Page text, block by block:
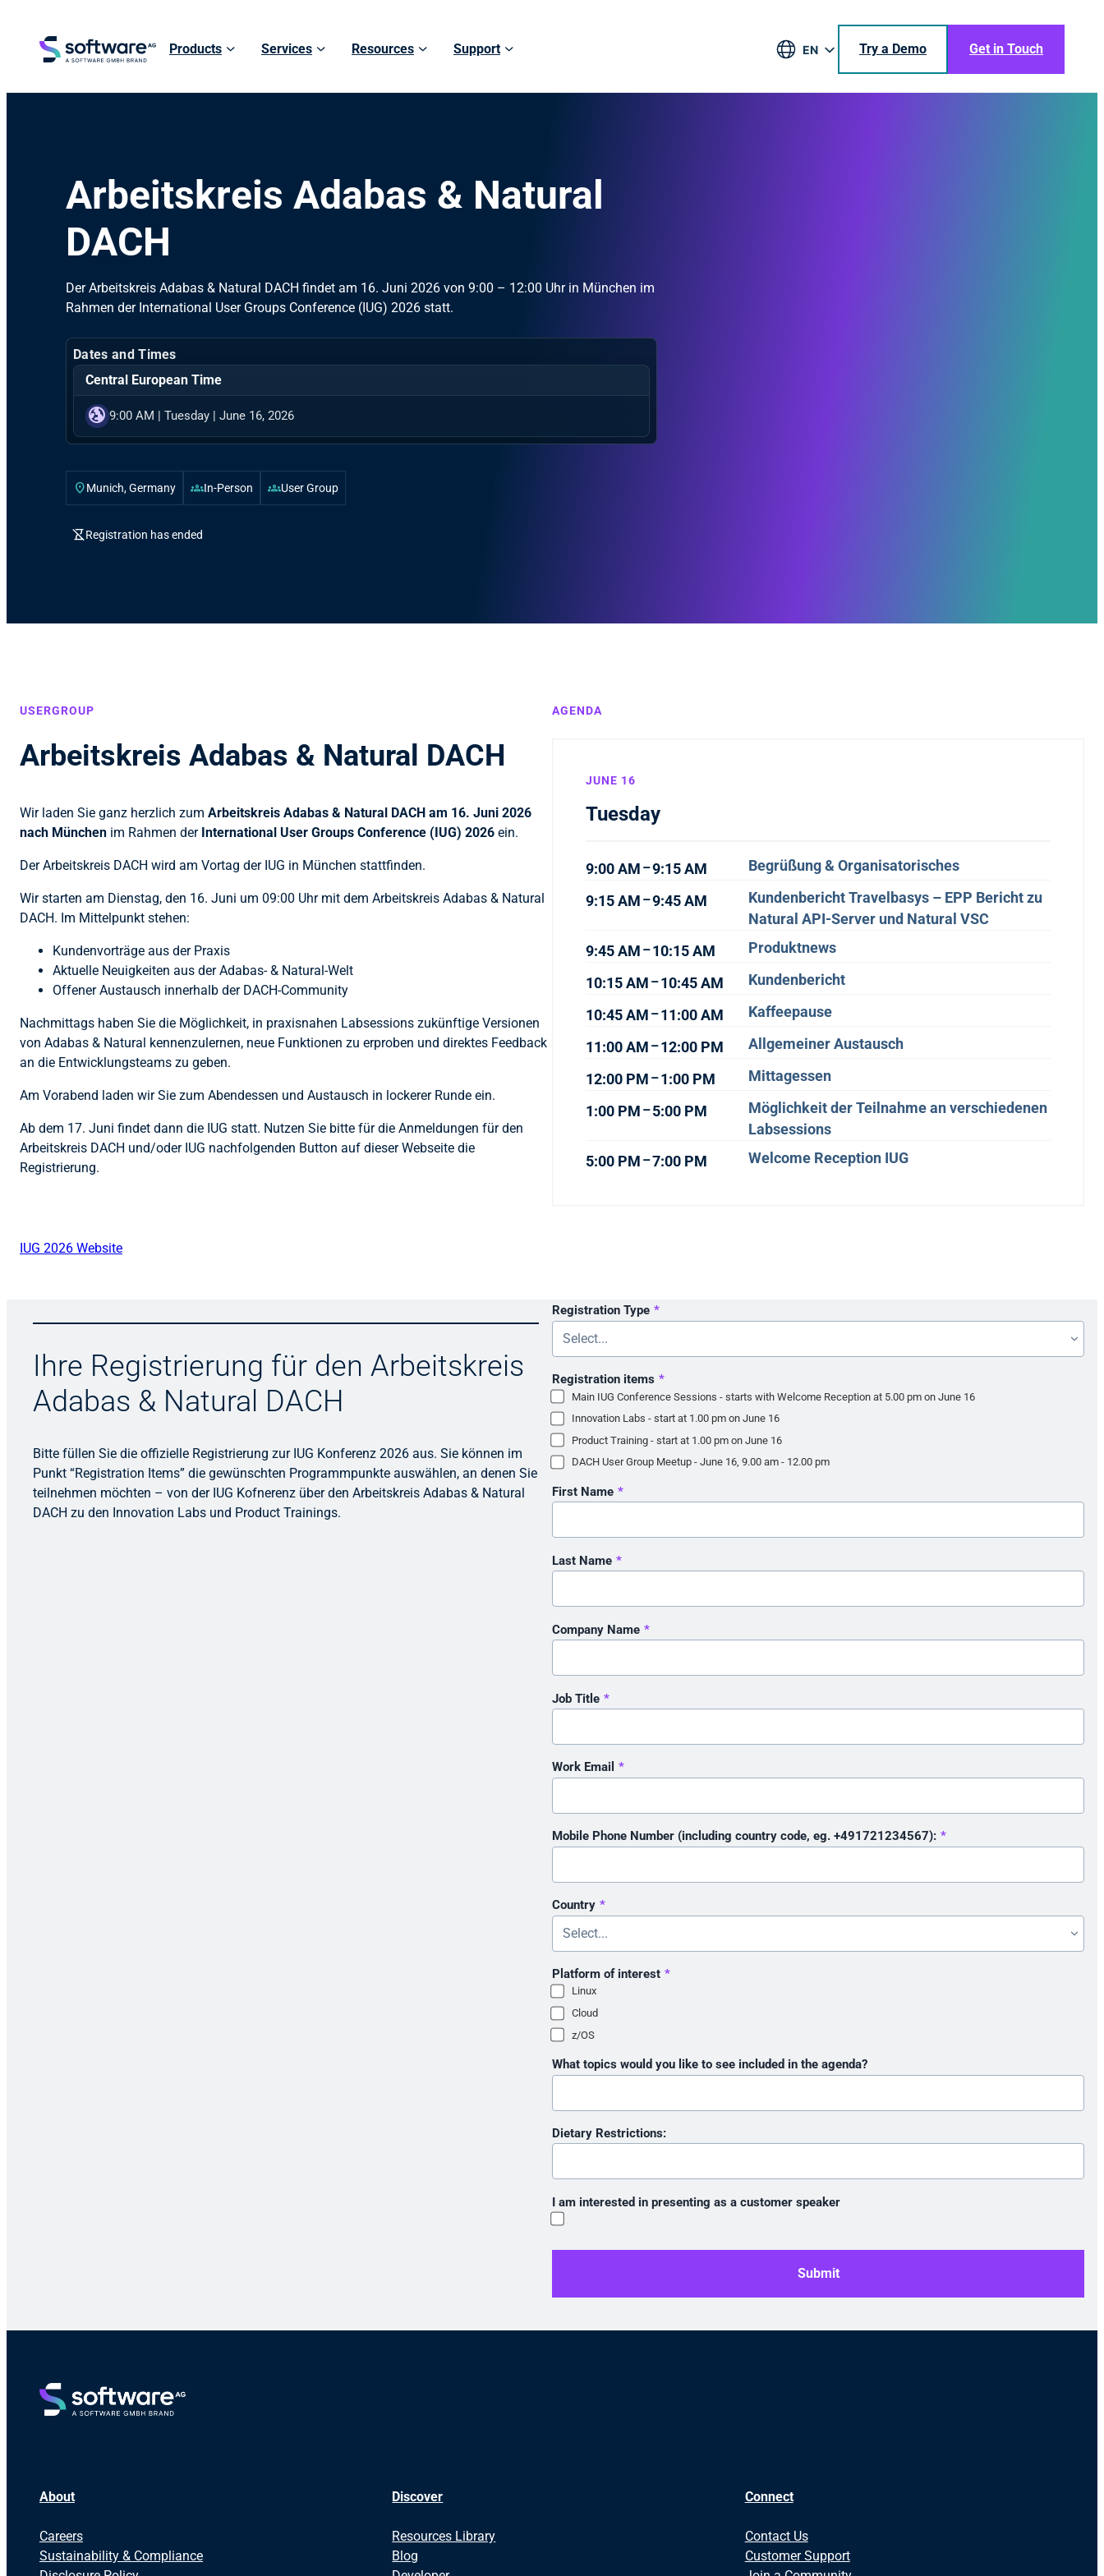
Products Services Resources Support
EN
BR
Try a Demo Get in Touch
Arbeitskreis Adabas & Natural
DACH
Der Arbeitskreis Adabas & Natural DACH findet am 16. Juni 2026 von 9:00 – 12:00 Uhr in München im
Rahmen der International User Groups Conference (IUG) 2026 statt.
Dates and Times
Central European Time
globe_uk9:00 AM | Tuesday | June 16, 2026
location_onMunich, Germany groupsIn-Person groupsUser Group
hourglass_disabledRegistration has ended
USERGROUP
Arbeitskreis Adabas & Natural DACH
Wir laden Sie ganz herzlich zum Arbeitskreis Adabas & Natural DACH am 16. Juni 2026
nach München im Rahmen der International User Groups Conference (IUG) 2026 ein.
Der Arbeitskreis DACH wird am Vortag der IUG in München stattfinden.
Wir starten am Dienstag, den 16. Juni um 09:00 Uhr mit dem Arbeitskreis Adabas & Natural
DACH. Im Mittelpunkt stehen:
Kundenvorträge aus der Praxis
Aktuelle Neuigkeiten aus der Adabas- & Natural-Welt
Offener Austausch innerhalb der DACH-Community
Nachmittags haben Sie die Möglichkeit, in praxisnahen Labsessions zukünftige Versionen
von Adabas & Natural kennenzulernen, neue Funktionen zu erproben und direktes Feedback
an die Entwicklungsteams zu geben.
Am Vorabend laden wir Sie zum Abendessen und Austausch in lockerer Runde ein.
Ab dem 17. Juni findet dann die IUG statt. Nutzen Sie bitte für die Anmeldungen für den
Arbeitskreis DACH und/oder IUG nachfolgenden Button auf dieser Webseite die
Registrierung.
AGENDA
JUNE 16
Tuesday
9:00 AM –9:15 AM Begrüßung & Organisatorisches
9:15 AM –9:45 AM
Kundenbericht Travelbasys – EPP Bericht zu
Natural API-Server und Natural VSC
9:45 AM –10:15 AM Produktnews
10:15 AM –10:45 AM Kundenbericht
10:45 AM –11:00 AM Kaffeepause
11:00 AM –12:00 PM Allgemeiner Austausch
12:00 PM –1:00 PM Mittagessen
1:00 PM –5:00 PM
Möglichkeit der Teilnahme an verschiedenen
Labsessions
5:00 PM –7:00 PM Welcome Reception IUG
IUG 2026 Website
Ihre Registrierung für den Arbeitskreis
Adabas & Natural DACH
Bitte füllen Sie die offizielle Registrierung zur IUG Konferenz 2026 aus. Sie können im
Punkt “Registration Items” die gewünschten Programmpunkte auswählen, an denen Sie
teilnehmen möchten – von der IUG Kofnerenz über den Arbeitskreis Adabas & Natural
DACH zu den Innovation Labs und Product Trainings.
*
Registration Type
*
Registration items
Main IUG Conference Sessions - starts with Welcome Reception at 5.00 pm on June 16
Innovation Labs - start at 1.00 pm on June 16
Product Training - start at 1.00 pm on June 16
DACH User Group Meetup - June 16, 9.00 am - 12.00 pm
*
First Name
*
Last Name
*
Company Name
*
Job Title
*
Work Email
*
Mobile Phone Number (including country code, eg. +491721234567):
*
Country
*
Platform of interest
Linux
Cloud
z/OS
What topics would you like to see included in the agenda?
Dietary Restrictions:
I am interested in presenting as a customer speaker
Submit
About
Careers
Sustainability & Compliance
Discover
Resources Library
Blog
Connect
Contact Us
Customer Support